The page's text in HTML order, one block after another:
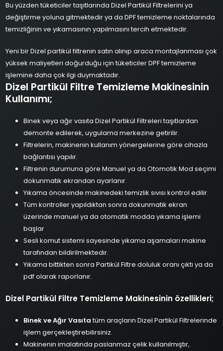
Bu yüzden tüketiciler taşıtlarında Dizel Partikül Filtrelerini ya
değiştirme yoluna gitmektedir ya da DPF temizleme noktalarında
temizliğinin ve yıkamasının yapılmasını tercih etmektedir.
Yeni bir Dizel partikül filtrenin satın alınıp araca montajlanması çok
yüksek maliyetleri doğurduğu için tüketiciler DPF temizleme
işlemine daha çok ilgi duymaktadır.
Dizel Partikül Filtre Temizleme Makinesinin
Kullanımı;
Binek veya ağır vasıta Dizel Partikül Filtreleri taşıtlardan
demonte edilerek, uygulama merkezine getirilir.
Filtrelerin, makinenin kullanım yönergelerine göre cihazla
bağlantısı yapılır.
Filtrenin durumuna göre Manuel ya da Otomotik Mod seçimi
dokunmatik ekrandan ayarlanır.
Yıkama öncesinde makinedeki temizlik sıvısı kontrol edilir.
Tüm kontroller yapıldıktan sonra dokunmatik ekran
üzerinde manuel ya da otomatik modda yıkama işlemi
başlar
Sesli komut sistemi sayesinde yıkama aşamaları makine
tarafından bildirilmektedir.
Yıkama bittikten sonra Partikül Filtre doluluk oranı çıktı ya da
pdf olarak raporlanır.
Dizel Partikül Filtre Temizleme Makinesinin özellikleri;
Binek ve Ağır Vasıtatüm araçların Dizel Partikül Filtrelerinde
işlem gerçekleştirebilirsiniz.
Makinenin imalatında paslanmaz çelik kullanılmıştır,